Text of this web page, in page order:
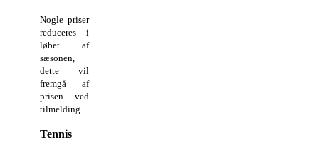
Nogle priser
reduceres i
løbet af
sæsonen,
dette vil
fremgå af
prisen ved
tilmelding
Tennis